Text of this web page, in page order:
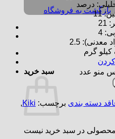
بازگشت به فروشگاه
سبد خرید
درصد
11
21
4
معدنی): 2.5
گرم
دسته بندی برچسب: Kiki
,